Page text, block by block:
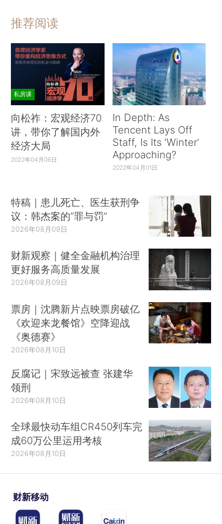
推荐阅读
私房课
向松祚：宏观经济70
讲，带你了解国内外
经济大局
2022年04月06日
In Depth: As
Tencent Lays Off
Staff, Is Its ‘Winter’
Approaching?
2022年04月01日
特稿｜患儿死亡、医生获刑争
议：韩杰案的“罪与罚”
2026年08月09日
财新观察｜健全金融机构治理
更好服务高质量发展
2026年08月09日
票房｜沈腾新片点映票房破亿
《欢迎来龙餐馆》空降迎战
《奥德赛》
2026年08月10日
反腐记｜宋致远被查 张建华
领刑
2026年08月10日
全球最快动车组CR450列车完
成60万公里运用考核
2026年08月10日
财新移动